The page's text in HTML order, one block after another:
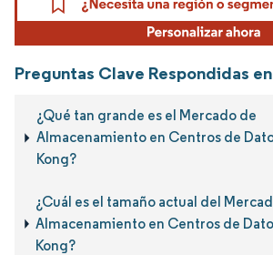
Preguntas Clave Respondidas
¿Qué tan grande es el Mercado de
Almacenamiento en Centros de
Kong?
¿Cuál es el tamaño actual del
Almacenamiento en Centros de
Kong?